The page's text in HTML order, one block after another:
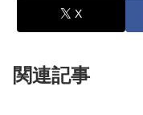
X
関連記事